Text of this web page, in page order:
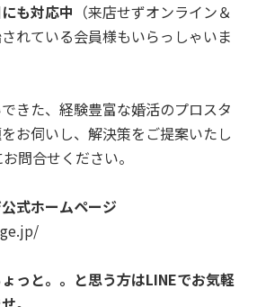
も対応中 （来店せずオンライン＆
れている会員様もいらっしゃいま
きた、経験豊富な婚活のプロスタ
お伺いし、解決策をご提案いたし
問合せください。
式ホームページ
っと。。と思う方はLINEでお気軽